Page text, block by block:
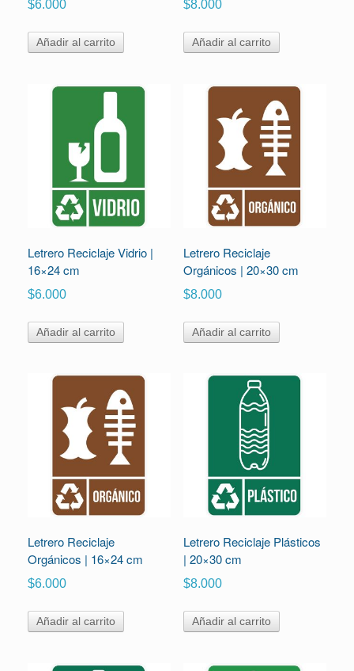
$6.000
Añadir al carrito
$8.000
Añadir al carrito
Letrero Reciclaje Vidrio |
16×24 cm
$6.000
Añadir al carrito
Letrero Reciclaje
Orgánicos | 20×30 cm
$8.000
Añadir al carrito
Letrero Reciclaje
Orgánicos | 16×24 cm
$6.000
Añadir al carrito
Letrero Reciclaje Plásticos
| 20×30 cm
$8.000
Añadir al carrito